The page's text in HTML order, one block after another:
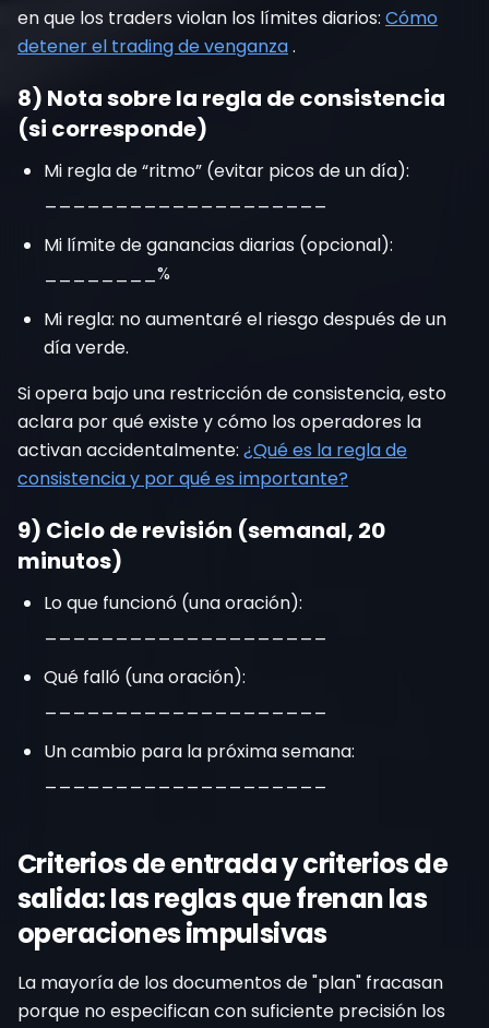
en que los traders violan los límites diarios: Cómo
detener el trading de venganza.
8) Nota sobre la regla de consistencia
(si corresponde)
Mi regla de “ritmo” (evitar picos de un día):
Mi límite de ganancias diarias (opcional):
________%
Mi regla: no aumentaré el riesgo después de un
día verde.
Si opera bajo una restricción de consistencia, esto
aclara por qué existe y cómo los operadores la
activan accidentalmente: ¿Qué es la regla de
consistencia y por qué es importante?
9) Ciclo de revisión (semanal, 20
minutos)
Lo que funcionó (una oración):
Qué falló (una oración):
Un cambio para la próxima semana:
Criterios de entrada y criterios de
salida: las reglas que frenan las
operaciones impulsivas
La mayoría de los documentos de "plan" fracasan
porque no especifican con suficiente precisión los